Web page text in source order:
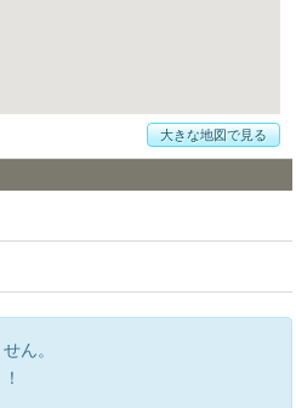
大きな地図で見る
ん。